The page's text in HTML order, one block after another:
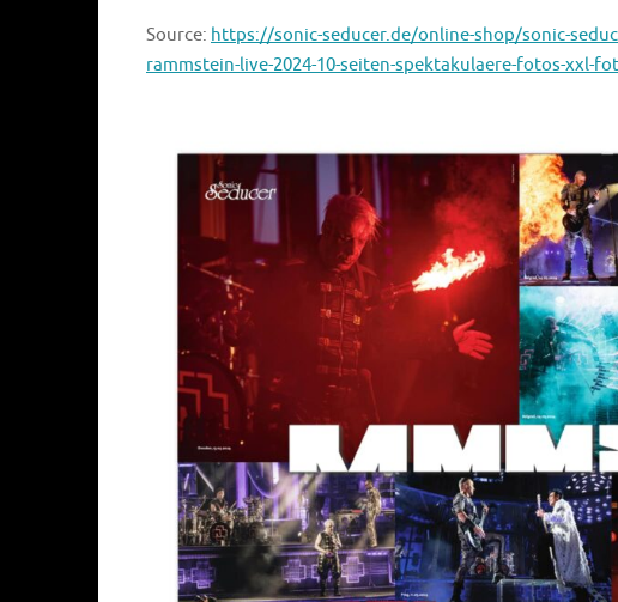
Source: https://sonic-seducer.de/online-shop/sonic-
rammstein-live-2024-10-seiten-spektakulaere-fotos-xxl-